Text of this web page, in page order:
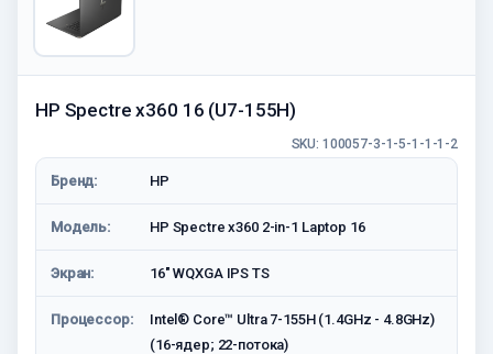
HP Spectre x360 16 (U7-155H)
SKU: 100057-3-1-5-1-1-1-2
Бренд: HP
Модель: HP Spectre x360 2-in-1 Laptop 16
Экран: 16" WQXGA IPS TS
Процессор:
Intel® Core™ Ultra 7-155H (1.4GHz - 4.8GHz)
(16-ядер; 22-потока)